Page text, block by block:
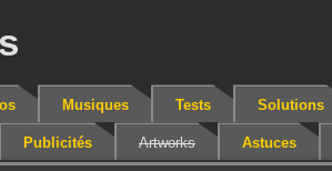
Musiques Tests Solutions
Publicités Artworks Astuces